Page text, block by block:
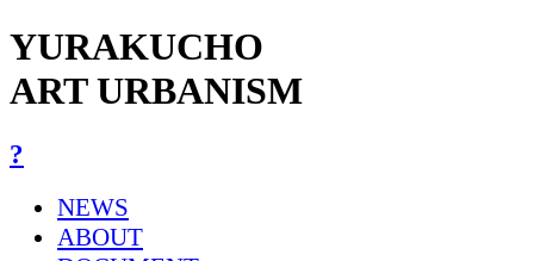
YURAKUCHO
ART URBANISM
?
NEWS
ABOUT